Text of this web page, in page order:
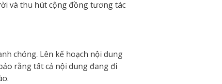
và thu hút cộng đồng tương tác
chóng. Lên kế hoạch nội dung
rằng tất cả nội dung đang đi